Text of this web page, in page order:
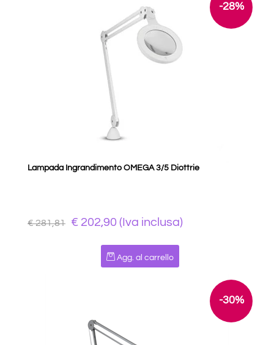
-28%
Lampada Ingrandimento OMEGA 3/5 Diottrie
€ 281,81 € 202,90 (Iva inclusa)
Quantità
Agg. al carrello
-30%